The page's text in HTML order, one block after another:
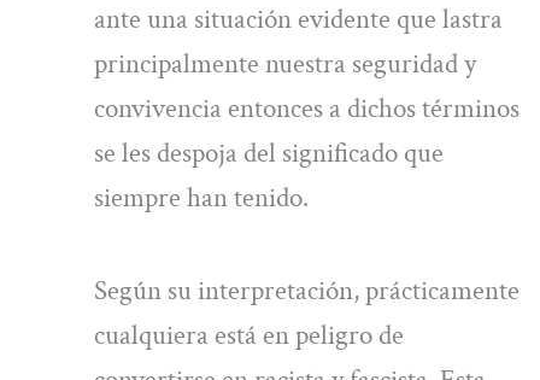
ante una situación evidente que lastra
principalmente nuestra seguridad y
convivencia entonces a dichos términos
se les despoja del significado que
siempre han tenido.
Según su interpretación, prácticamente
cualquiera está en peligro de